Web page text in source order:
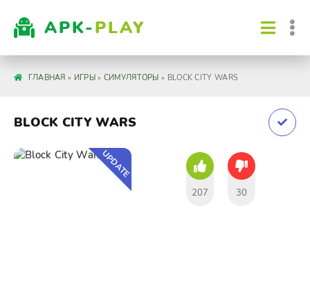
APK-PLAY
ГЛАВНАЯ » ИГРЫ» СИМУЛЯТОРЫ » BLOCK CITY WARS
BLOCK CITY WARS
UPDATE
207 30